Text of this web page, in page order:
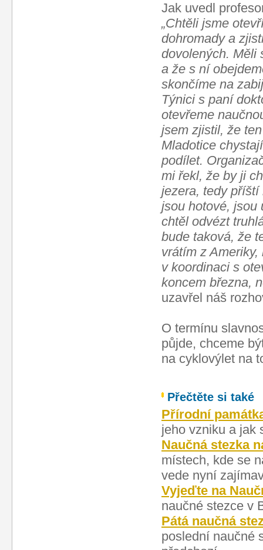
Jak uvedl
„Chtěli jsme
dohromady a
dovolených. Měli
a že s ní
skončíme na
Týnici s paní
otevřeme
jsem zjistil, že
Mladotice
podílet.
mi řekl, že by ji
jezera, tedy příští
jsou hotové, jsou
chtěl odvézt
bude taková, že
vrátím z
v koordinaci s
koncem března,
uzavřel náš
O termínu
půjde, chceme
na cyklovýlet na
Přečtěte si také
Přírodní
jeho vzniku a jak
Naučná stezka
místech, kde se
vede nyní
Vyjeďte na
naučné stezce v
Pátá naučná
poslední naučné